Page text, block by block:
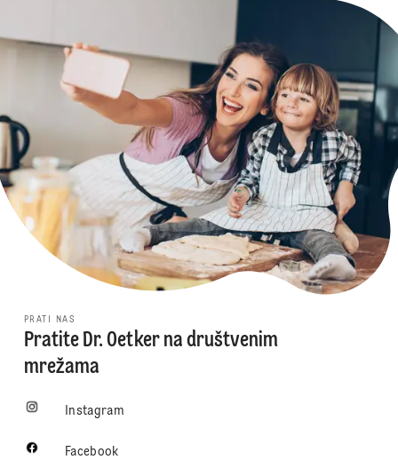
PRATI NAS
Pratite Dr. Oetker na društvenim
mrežama
Instagram
Facebook